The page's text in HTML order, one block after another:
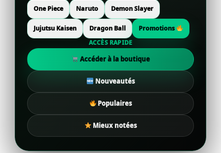
One Piece Naruto Demon Slayer
Jujutsu Kaisen Dragon Ball
Promotions
ACCÈS RAPIDE
Accéder à la boutique
Nouveautés
Populaires
Mieux notées